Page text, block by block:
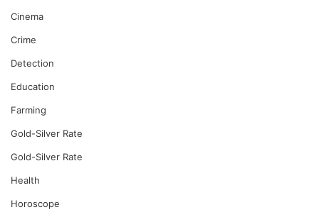
Cinema
Crime
Detection
Education
Farming
Gold-Silver Rate
Gold-Silver Rate
Health
Horoscope